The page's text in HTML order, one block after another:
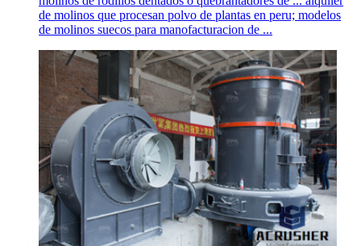
de molinos que procesan polvo de plantas en peru; modelos
de molinos suecos para manofacturacion de ...